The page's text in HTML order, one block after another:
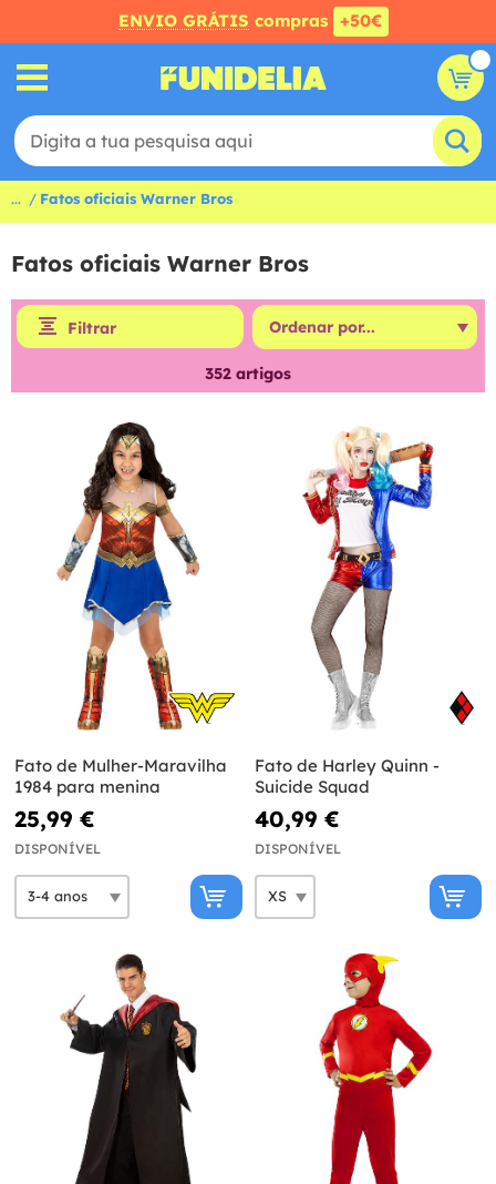
ENVIO GRÁTIS compras +50€
... Fatos oficiais Warner Bros
Fatos oficiais Warner Bros
Filtrar
352 artigos
Fato de Mulher-Maravilha
1984 para menina
25,99 €
DISPONÍVEL
Fato de Harley Quinn -
Suicide Squad
40,99 €
DISPONÍVEL